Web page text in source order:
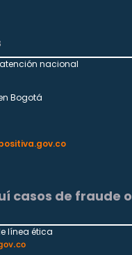
nacional
Bogotá
casos de fraude o
línea ética